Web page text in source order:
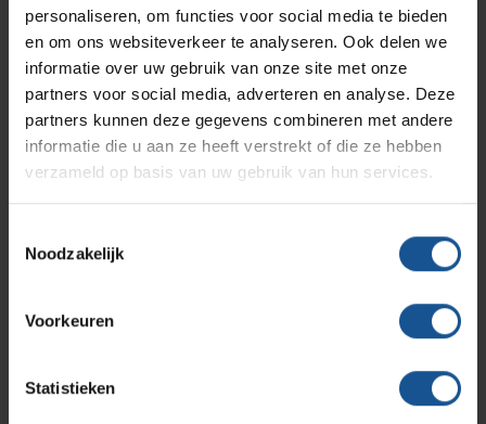
personaliseren, om functies voor social media te bieden
en om ons websiteverkeer te analyseren. Ook delen we
informatie over uw gebruik van onze site met onze
partners voor social media, adverteren en analyse. Deze
partners kunnen deze gegevens combineren met andere
informatie die u aan ze heeft verstrekt of die ze hebben
verzameld op basis van uw gebruik van hun services.
Noodzakelijk
Voorkeuren
Statistieken
Handschoenen box houder
Ladeverdelingen
Fixatie voor de Lifepak 15
Katheterhouder rvs/pet
Medische stekkerdoos met potentiaalvereffening
Genummerde verzegeling
Klik voor meer informatie over PME wagens
Fixatie voor de Lifepak 15, Genummerde verzegeling,
potentiaalvereffening
Solutions
Productlijnen
Medische afvalverpakkingen
Assortiment
Onze merken
Hammerlit
Septodry
Metro
Contact
Ons team
Klantcases